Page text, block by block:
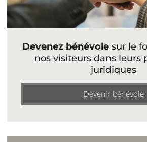
Devenez bénévolesur le
nos visiteurs dans leurs
juridiques
Devenir bénévole